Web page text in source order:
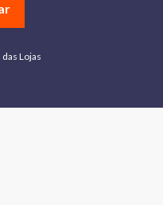
Lojas